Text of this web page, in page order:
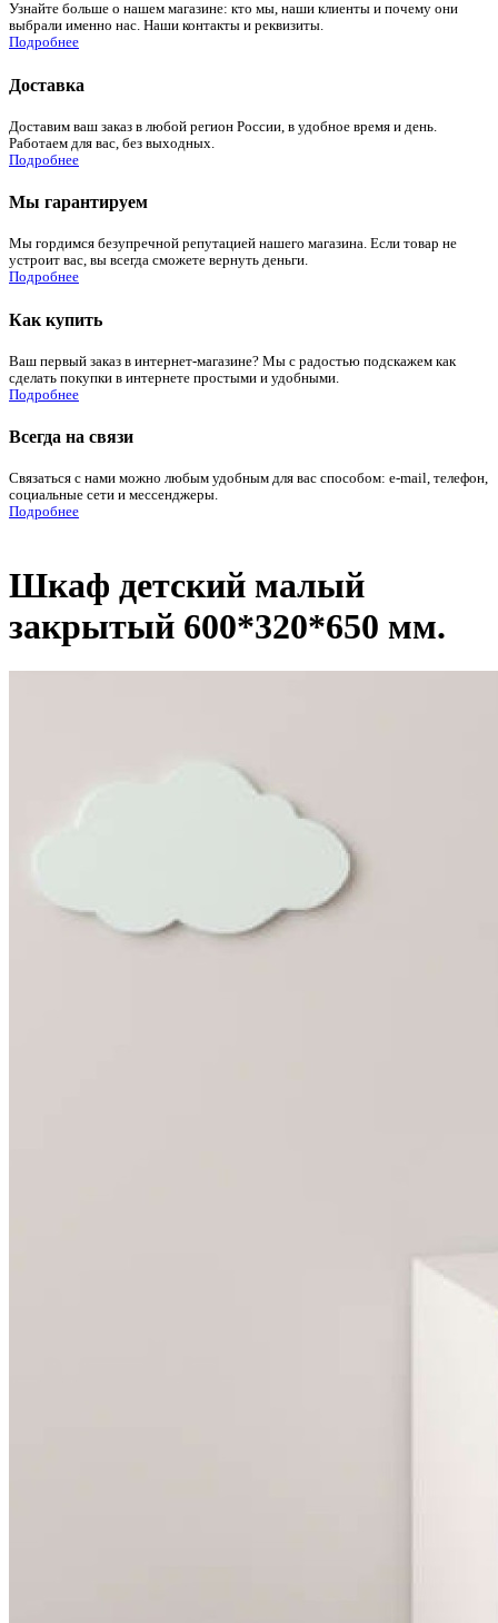
Узнайте больше о нашем магазине: кто мы, наши клиенты и почему они
выбрали именно нас. Наши контакты и реквизиты.
Подробнее
Доставка
Доставим ваш заказ в любой регион России, в удобное время и день.
Работаем для вас, без выходных.
Подробнее
Мы гарантируем
Мы гордимся безупречной репутацией нашего магазина. Если товар не
устроит вас, вы всегда сможете вернуть деньги.
Подробнее
Как купить
Ваш первый заказ в интернет-магазине? Мы с радостью подскажем как
сделать покупки в интернете простыми и удобными.
Подробнее
Всегда на связи
Связаться с нами можно любым удобным для вас способом: e-mail, телефон,
социальные сети и мессенджеры.
Подробнее
Шкаф детский малый
закрытый 600*320*650 мм.